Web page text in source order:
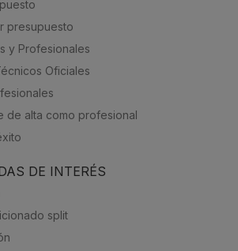
presupuesto
y Profesionales
Oficiales
de alta como profesional
DE INTERÉS
split